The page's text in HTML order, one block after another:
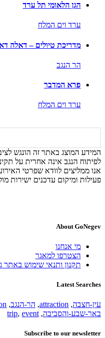
הגן הלאומי תל ערד
ערד וים המלח
מדריכת טיולים – דאלה
הר הנגב
פרא המדבר
ערד וים המלח
המידע המוצג באתר זה הונגש
לפיתוח הנגב אינה אחרית על
אנו ממליצים לוודא שפרטי
פעילות ומיקום עדכנים ישירות
About GoNegev
מי אנחנו
הצטרפו למאגר
תקנון ותנאי שימוש באתר
Latest Searches
עין-חצבה,
attraction
, הר-הנגב,
באר-שבע-והסביבה,
trip, event
Subscribe to our newsletter